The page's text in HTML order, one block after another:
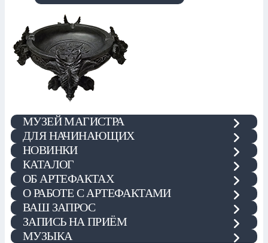
МУЗЕЙ МАГИСТРА
ДЛЯ НАЧИНАЮЩИХ
НОВИНКИ
КАТАЛОГ
ОБ АРТЕФАКТАХ
О РАБОТЕ С АРТЕФАКТАМИ
ВАШ ЗАПРОС
ЗАПИСЬ НА ПРИЁМ
МУЗЫКА